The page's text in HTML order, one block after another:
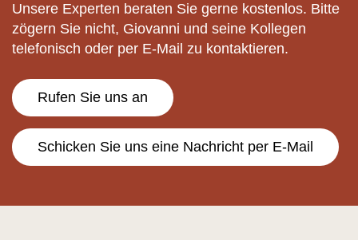
Unsere Experten beraten Sie gerne kostenlos. Bitte
zögern Sie nicht, Giovanni und seine Kollegen
telefonisch oder per E-Mail zu kontaktieren.
Rufen Sie uns an
Schicken Sie uns eine Nachricht per E-Mail